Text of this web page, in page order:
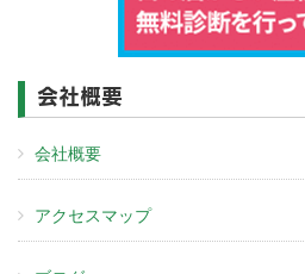
会社概要
会社概要
アクセスマップ